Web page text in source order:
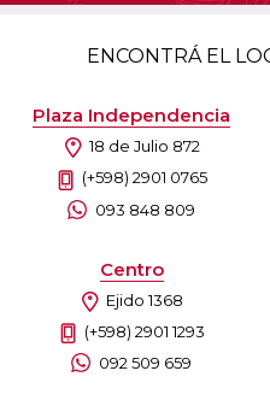
ENCONTRÁ EL
Plaza Independencia
18 de Julio 872
(+598) 2901 0765
093 848 809
Centro
Ejido 1368
(+598) 2901 1293
092 509 659